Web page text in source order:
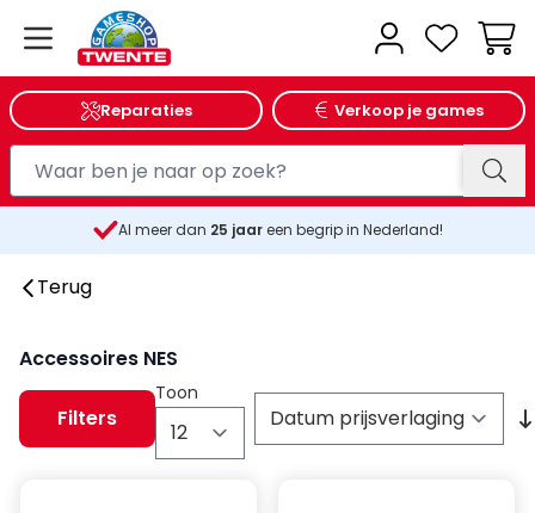
Reparaties Verkoop je games
Al meer dan 25 jaareen begrip in Nederland!
Terug
Accessoires NES
Filters
Toon
per pagina